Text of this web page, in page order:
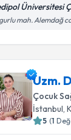
Üniversitesi
mah. Alemdağ
Uzm.
Çocuk
İstanbul,
5 (1